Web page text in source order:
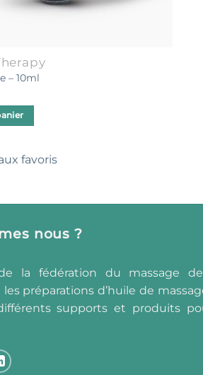
– 10ml
favoris
nous ?
la fédération du massage
préparations d’huile de
supports et produits